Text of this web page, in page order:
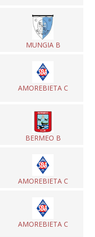
MUNGIA B
AMOREBIETA C
BERMEO B
AMOREBIETA C
AMOREBIETA C